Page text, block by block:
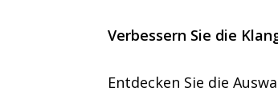
Verbessern Sie die
Entdecken Sie die